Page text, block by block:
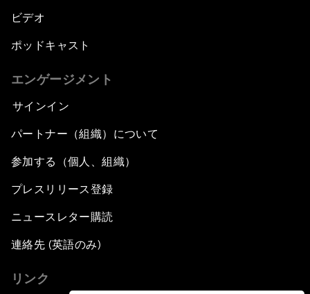
ビデオ
ポッドキャスト
エンゲージメント
サインイン
パートナー（組織）について
参加する（個人、組織）
プレスリリース登録
ニュースレター購読
連絡先 (英語のみ)
リンク